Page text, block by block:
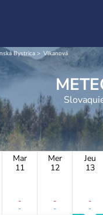
Bystrica Vlkanová
Mar
11
-
-
Mer
12
-
-
Jeu
13
-
-